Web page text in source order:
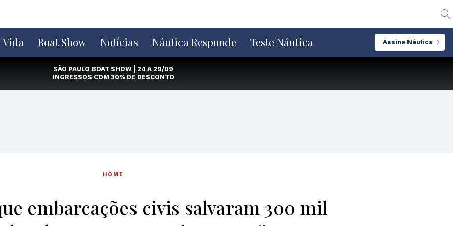
Boat Show Notícias Náutica Responde Teste Náutica Assine Náutica
SÃO PAULO BOAT SHOW | 24 A 29/09
INGRESSOS COM 30% DE DESCONTO
HOME
embarcações civis salvaram 300 mil